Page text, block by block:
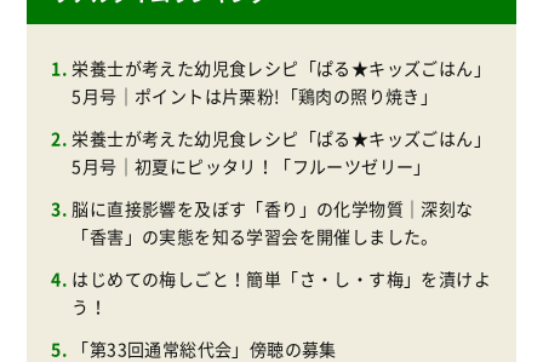
栄養士が考えた幼児食レシピ「ぱる★キッズごはん」
5月号｜ポイントは片栗粉!「鶏肉の照り焼き」
栄養士が考えた幼児食レシピ「ぱる★キッズごはん」
5月号｜初夏にピッタリ！「フルーツゼリー」
脳に直接影響を及ぼす「香り」の化学物質｜深刻な
「香害」の実態を知る学習会を開催しました。
はじめての梅しごと！簡単「さ・し・す梅」を漬けよ
う！
「第33回通常総代会」傍聴の募集